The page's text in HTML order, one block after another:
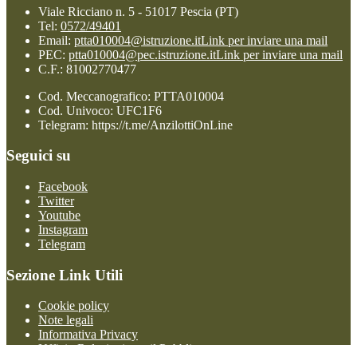
Viale Ricciano n. 5 - 51017 Pescia (PT)
Tel: 0572/49401
Email: ptta010004@istruzione.itLink per inviare una mail
PEC: ptta010004@pec.istruzione.itLink per inviare una mail
C.F.: 81002770477
Cod. Meccanografico: PTTA010004
Cod. Univoco: UFC1F6
Telegram: https://t.me/AnzilottiOnLine
Seguici su
Facebook
Twitter
Youtube
Instagram
Telegram
Sezione Link Utili
Cookie policy
Note legali
Informativa Privacy